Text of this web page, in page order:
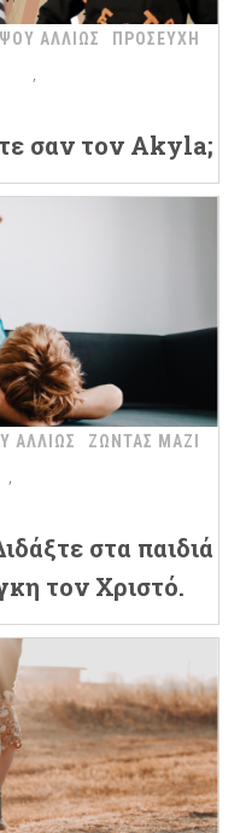
ΑΛΛΙΩΣ ΠΡΟΣΕΥΧΗ
σαν τον Akyla;
ΑΛΛΙΩΣ ΖΩΝΤΑΣ ΜΑΖΙ
στα παιδιά
τον Χριστό.